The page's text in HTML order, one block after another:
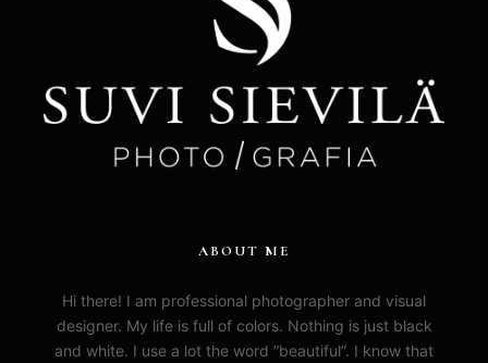
ABOUT ME
Hi there! I am professional photographer and visual
designer. My life is full of colors. Nothing is just black
and white. I use a lot the word ”beautiful”. I know that